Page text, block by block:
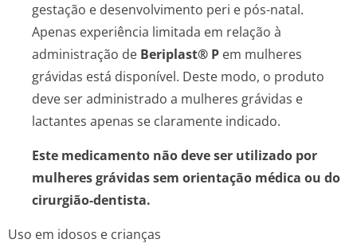
gestação e desenvolvimento peri e pós-natal.
Apenas experiência limitada em relação à
administração de Beriplast® P em mulheres
grávidas está disponível. Deste modo, o produto
deve ser administrado a mulheres grávidas e
lactantes apenas se claramente indicado.
Este medicamento não deve ser utilizado por
mulheres grávidas sem orientação médica ou do
cirurgião-dentista.
Uso em idosos e crianças